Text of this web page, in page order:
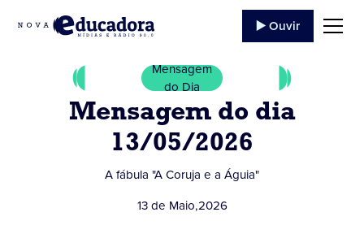
▶️ Ouvir
Mensagem
do Dia
Mensagem do dia
13/05/2026
A fábula "A Coruja e a Águia"
13 de Maio,2026